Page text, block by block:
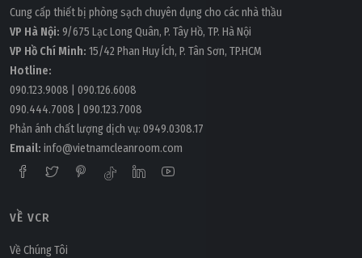
Cung cấp thiết bị phòng sạch chuyên dụng cho các nhà thầu
VP Hà Nội: 9/675 Lạc Long Quân, P. Tây Hồ, TP. Hà Nội
VP Hồ Chí Minh: 15/42 Phan Huy Ích, P. Tân Sơn, TP.HCM
Hotline:
090.123.9008
090.126.6008
090.444.7008
090.123.7008
Phản ánh chất lượng dịch vụ: 0949.0308.17
Email: info@vietnamcleanroom.com
VỀ VCR
Về Chúng Tôi